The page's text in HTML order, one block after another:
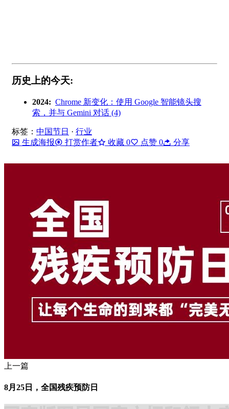
历史上的今天:
2024: Chrome 新变化：使用 Google 智能镜头搜
索，并与 Gemini 对话 (4)
标签： 中国节日 · 行业
生成海报
打赏作者 收藏 0 点赞 0 分享
上一篇
8月25日，全国残疾预防日